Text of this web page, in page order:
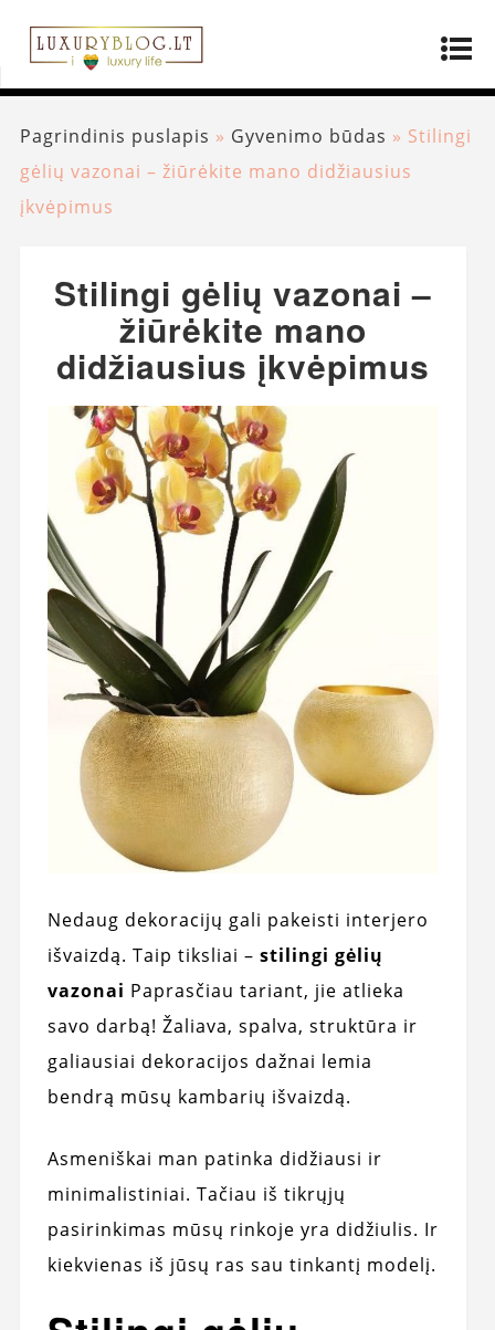
Pagrindinis puslapis » Gyvenimo būdas » Stilingi
gėlių vazonai – žiūrėkite mano didžiausius
įkvėpimus
Stilingi gėlių vazonai –
žiūrėkite mano
didžiausius įkvėpimus
Nedaug dekoracijų gali pakeisti interjero
išvaizdą. Taip tiksliai – stilingi gėlių
vazonai Paprasčiau tariant, jie atlieka
savo darbą! Žaliava, spalva, struktūra ir
galiausiai dekoracijos dažnai lemia
bendrą mūsų kambarių išvaizdą.
Asmeniškai man patinka didžiausi ir
minimalistiniai. Tačiau iš tikrųjų
pasirinkimas mūsų rinkoje yra didžiulis. Ir
kiekvienas iš jūsų ras sau tinkantį modelį.